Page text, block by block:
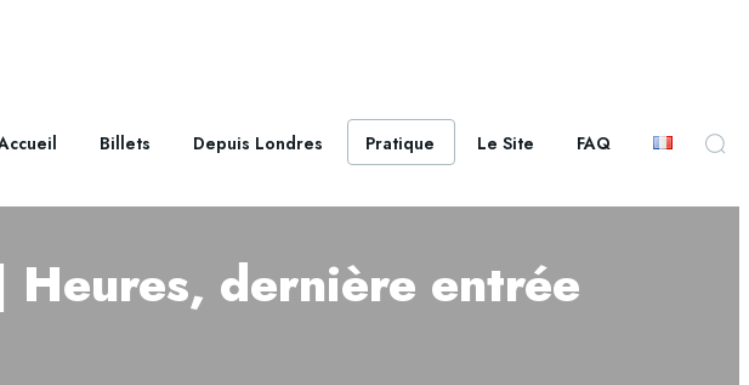
Billets Depuis Londres Pratique Le Site FAQ
Heures, dernière entrée